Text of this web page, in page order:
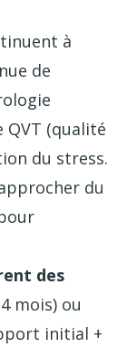
à
de
QVT (qualité
du stress.
du
des
mois) ou
initial +